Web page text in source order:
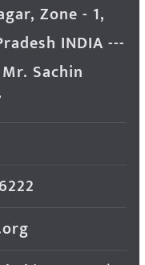
Zone - 1,
INDIA ---
Sachin